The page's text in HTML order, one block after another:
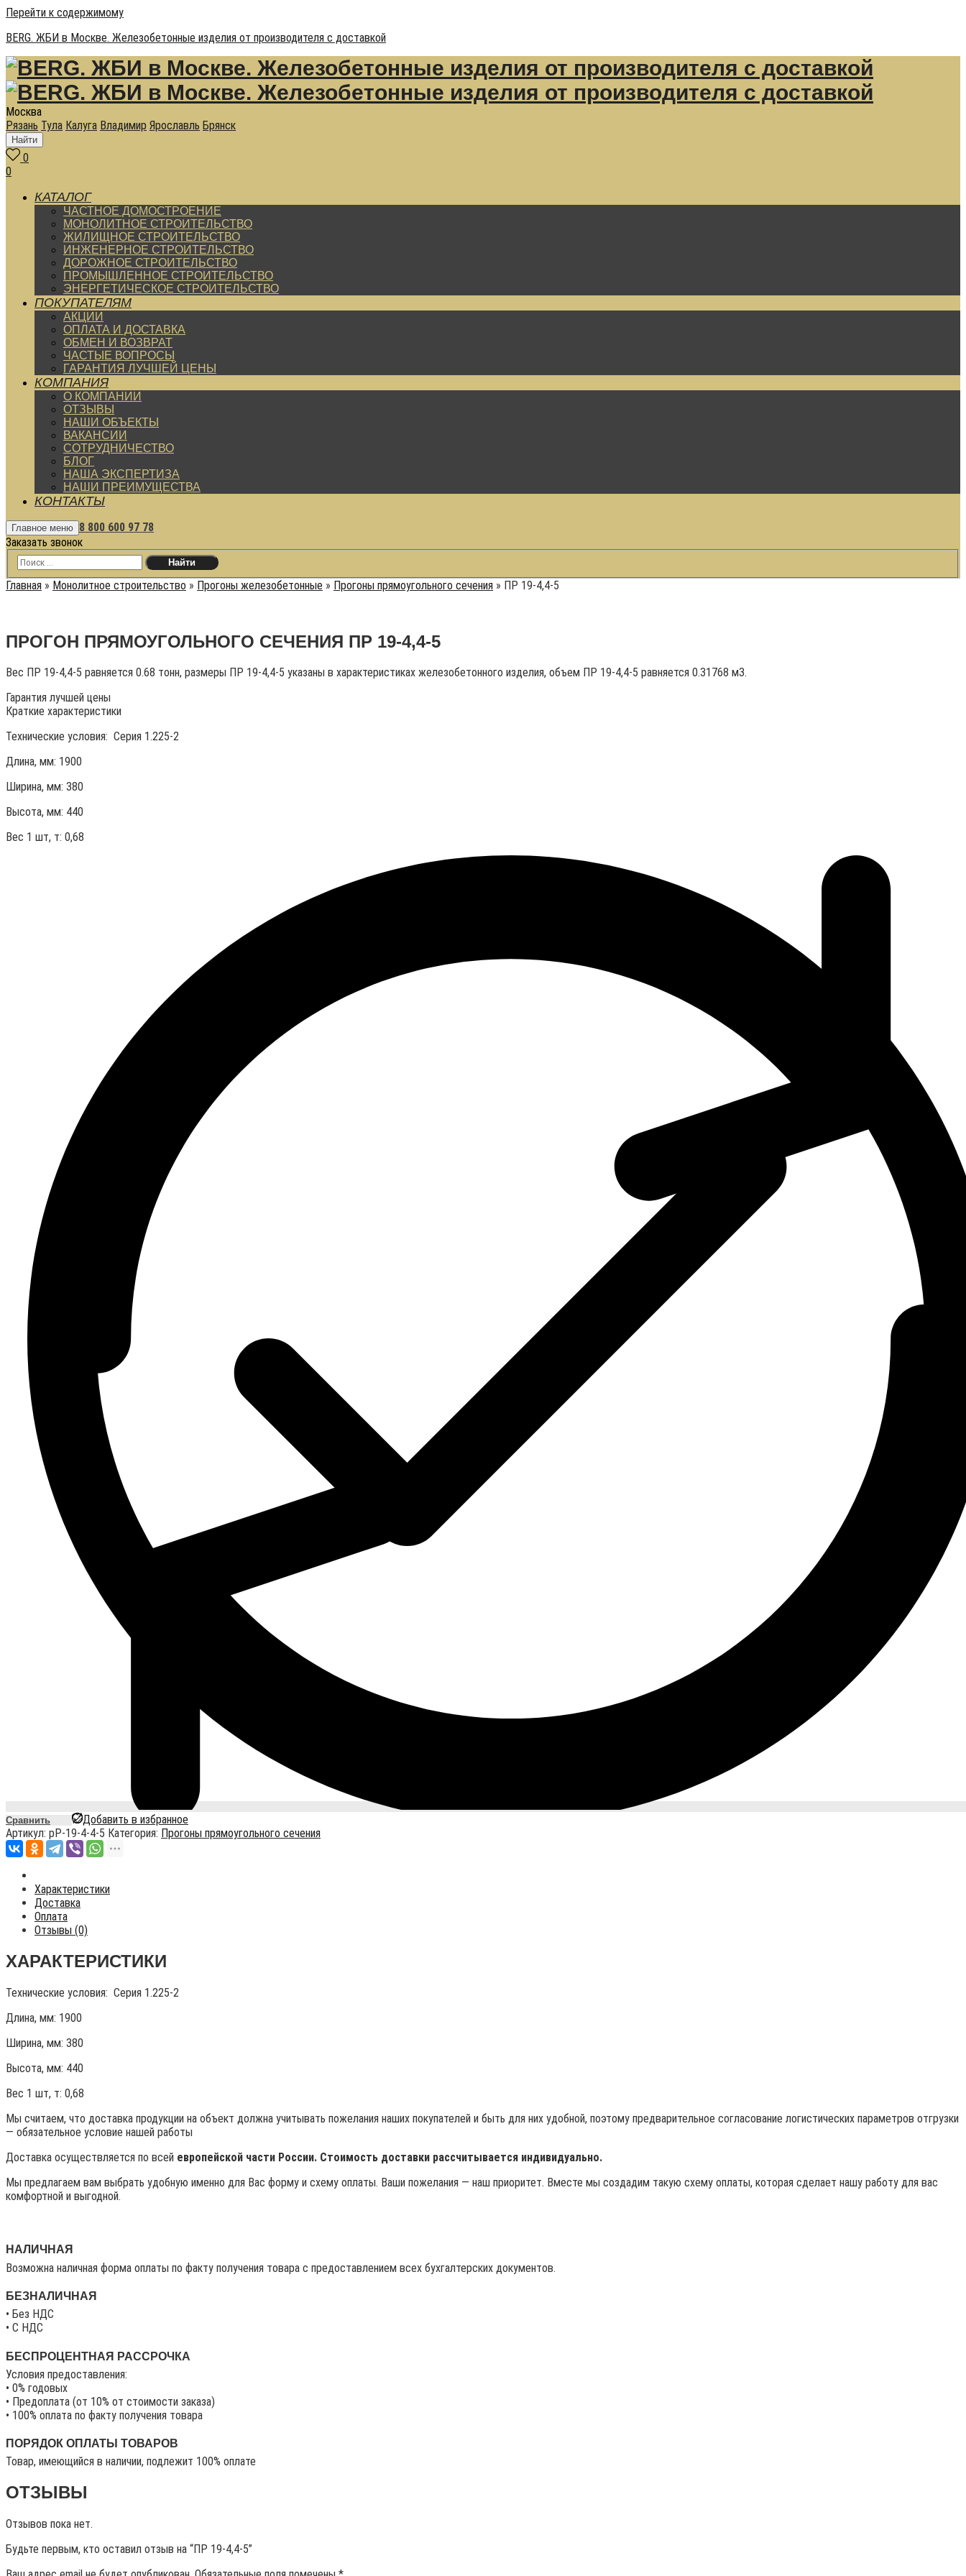
Перейти к содержимому
BERG. ЖБИ в Москве. Железобетонные изделия от производителя с доставкой
Москва
Рязань Тула Калуга Владимир Ярославль Брянск
Найти
0
0
КАТАЛОГ
ЧАСТНОЕ ДОМОСТРОЕНИЕ
МОНОЛИТНОЕ СТРОИТЕЛЬСТВО
ЖИЛИЩНОЕ СТРОИТЕЛЬСТВО
ИНЖЕНЕРНОЕ СТРОИТЕЛЬСТВО
ДОРОЖНОЕ СТРОИТЕЛЬСТВО
ПРОМЫШЛЕННОЕ СТРОИТЕЛЬСТВО
ЭНЕРГЕТИЧЕСКОЕ СТРОИТЕЛЬСТВО
ПОКУПАТЕЛЯМ
АКЦИИ
ОПЛАТА И ДОСТАВКА
ОБМЕН И ВОЗВРАТ
ЧАСТЫЕ ВОПРОСЫ
ГАРАНТИЯ ЛУЧШЕЙ ЦЕНЫ
КОМПАНИЯ
О КОМПАНИИ
ОТЗЫВЫ
НАШИ ОБЪЕКТЫ
ВАКАНСИИ
СОТРУДНИЧЕСТВО
БЛОГ
НАША ЭКСПЕРТИЗА
НАШИ ПРЕИМУЩЕСТВА
КОНТАКТЫ
Главное меню 8 800 600 97 78
Заказать звонок
Главная » Монолитное строительство » Прогоны железобетонные » Прогоны прямоугольного сечения » ПР 19-4,4-5
ПРОГОН ПРЯМОУГОЛЬНОГО СЕЧЕНИЯ ПР 19-4,4-5
Вес ПР 19-4,4-5 равняется 0.68 тонн, размеры ПР 19-4,4-5 указаны в характеристиках железобетонного изделия, объем ПР 19-4,4-5 равняется 0.31768 м3.
Гарантия лучшей цены
Краткие характеристики
Технические условия: Серия 1.225-2
Длина, мм: 1900
Ширина, мм: 380
Высота, мм: 440
Вес 1 шт, т: 0,68
Сравнить
Добавить в избранное
Артикул: pР-19-4-4-5 Категория: Прогоны прямоугольного сечения
Характеристики
Доставка
Оплата
Отзывы (0)
ХАРАКТЕРИСТИКИ
Технические условия: Серия 1.225-2
Длина, мм: 1900
Ширина, мм: 380
Высота, мм: 440
Вес 1 шт, т: 0,68
Мы считаем, что доставка продукции на объект должна учитывать пожелания наших покупателей и быть для них удобной, поэтому предварительное согласование логистических параметров отгрузки
— обязательное условие нашей работы
Доставка осуществляется по всей европейской части России. Стоимость доставки рассчитывается индивидуально.
Мы предлагаем вам выбрать удобную именно для Вас форму и схему оплаты. Ваши пожелания — наш приоритет. Вместе мы создадим такую схему оплаты, которая сделает нашу работу для вас
комфортной и выгодной.
НАЛИЧНАЯ
Возможна наличная форма оплаты по факту получения товара с предоставлением всех бухгалтерских документов.
БЕЗНАЛИЧНАЯ
• Без НДС
• C НДС
БЕСПРОЦЕНТНАЯ РАССРОЧКА
Условия предоставления:
• 0% годовых
• Предоплата (от 10% от стоимости заказа)
• 100% оплата по факту получения товара
ПОРЯДОК ОПЛАТЫ ТОВАРОВ
Товар, имеющийся в наличии, подлежит 100% оплате
ОТЗЫВЫ
Отзывов пока нет.
Будьте первым, кто оставил отзыв на “ПР 19-4,4-5”